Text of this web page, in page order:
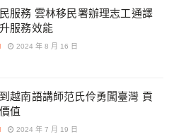
服務 雲林移民署辦理志工通譯
服務效能
2024 年 8 月 16 日
越南語講師范氏伶勇闖臺灣 貢
值
2024 年 7 月 19 日